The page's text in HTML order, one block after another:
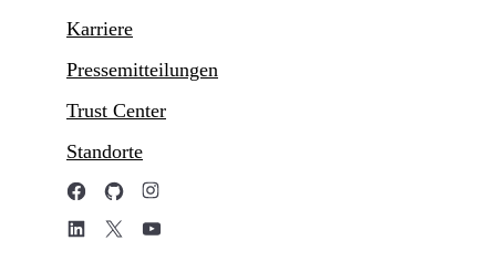
Karriere
Pressemitteilungen
Trust Center
Standorte